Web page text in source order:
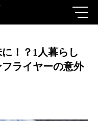
！？1人暮らし
ライヤーの意外